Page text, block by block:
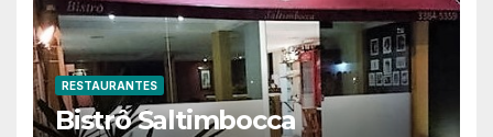
RESTAURANTES
Bistrô Saltimbocca